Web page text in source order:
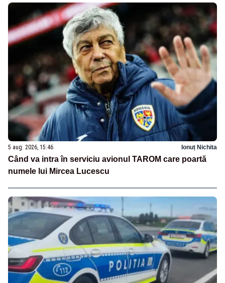
5 aug. 2026, 15:46 Ionuț Nichita
Când va intra în serviciu avionul TAROM care poartă
numele lui Mircea Lucescu